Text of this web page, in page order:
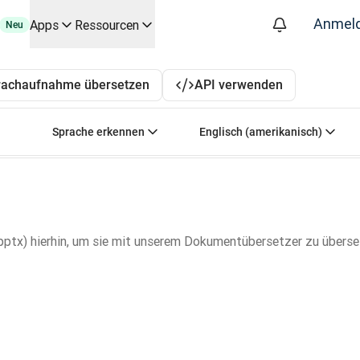
wichtigsten Anwendungsfälle und Integrationen
Übersetzungsworkflows – für alle Teams, die
mit Slator
API
Neu Apps Ressourcen
Beliebt: Englisch-Deutsch, Französisch-
übersetzen API verwenden
Ausgangssprache auswählen. Derzeit ausgewählt:
Sprache erkennen Zielsprache
Englisch (amerikanisch)
hierhin, um sie mit unserem Dokumentübersetzer zu